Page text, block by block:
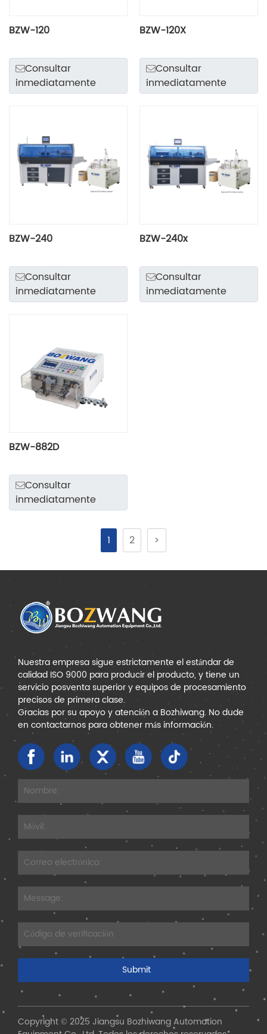
BZW-120
Consultar
inmediatamente
BZW-120X
Consultar
inmediatamente
BZW-240
Consultar
inmediatamente
BZW-240x
Consultar
inmediatamente
BZW-882D
Consultar
inmediatamente
1 2 >
Nuestra empresa sigue estrictamente el estándar de
calidad ISO 9000 para producir el producto, y tiene un
servicio posventa superior y equipos de procesamiento
precisos de primera clase.
Gracias por su apoyo y atención a Bozhiwang. No dude
en contactarnos para obtener más información.
Copyright © 2025 Jiangsu Bozhiwang Automation